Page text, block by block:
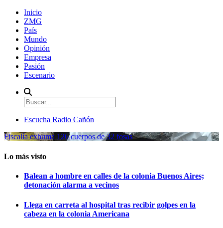
Inicio
ZMG
País
Mundo
Opinión
Empresa
Pasión
Escenario
Escucha Radio Cañón
Fiscalía exhuma 126 cuerpos de 32 fosas
Lo más visto
Balean a hombre en calles de la colonia Buenos Aires;
detonación alarma a vecinos
Llega en carreta al hospital tras recibir golpes en la
cabeza en la colonia Americana